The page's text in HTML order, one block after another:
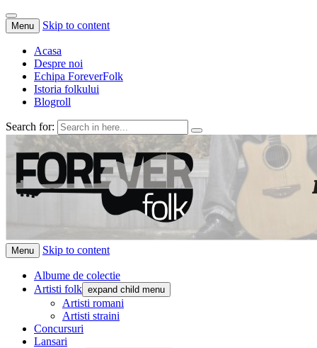
Menu Skip to content
Acasa
Despre noi
Echipa ForeverFolk
Istoria folkului
Blogroll
Search for:
ForeverFolk
Muzica sufletului tau
Menu Skip to content
Albume de colectie
Artisti folk expand child menu
Artisti romani
Artisti straini
Concursuri
Lansari